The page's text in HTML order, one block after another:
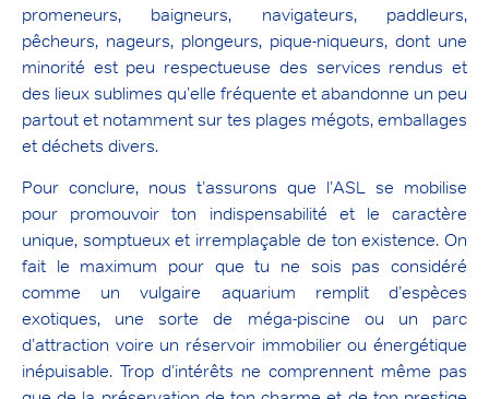
promeneurs, baigneurs, navigateurs, paddleurs,
pêcheurs, nageurs, plongeurs, pique-niqueurs, dont une
minorité est peu respectueuse des services rendus et
des lieux sublimes qu’elle fréquente et abandonne un peu
partout et notamment sur tes plages mégots, emballages
et déchets divers.
Pour conclure, nous t’assurons que l’ASL se mobilise
pour promouvoir ton indispensabilité et le caractère
unique, somptueux et irremplaçable de ton existence. On
fait le maximum pour que tu ne sois pas considéré
comme un vulgaire aquarium remplit d’espèces
exotiques, une sorte de méga-piscine ou un parc
d’attraction voire un réservoir immobilier ou énergétique
inépuisable. Trop d’intérêts ne comprennent même pas